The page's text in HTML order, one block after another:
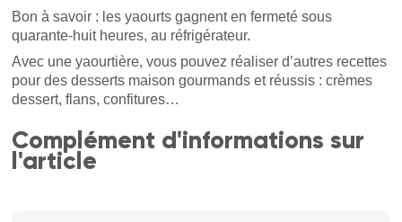
Bon à savoir : les yaourts gagnent en fermeté sous
quarante-huit heures, au réfrigérateur.
Avec une yaourtière, vous pouvez réaliser d’autres recettes
pour des desserts maison gourmands et réussis : crèmes
dessert, flans, confitures…
Complément d'informations sur
l'article